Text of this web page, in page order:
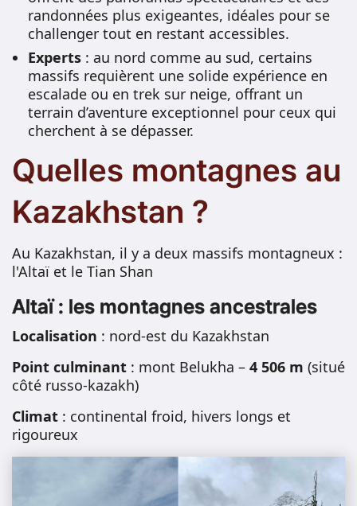
randonnées plus exigeantes, idéales pour se
challenger tout en restant accessibles.
Experts : au nord comme au sud, certains
massifs requièrent une solide expérience en
escalade ou en trek sur neige, offrant un
terrain d’aventure exceptionnel pour ceux qui
cherchent à se dépasser.
Quelles montagnes au
Kazakhstan ?
Au Kazakhstan, il y a deux massifs montagneux :
l'Altaï et le Tian Shan
Altaï : les montagnes ancestrales
Localisation : nord-est du Kazakhstan
Point culminant : mont Belukha – 4 506 m (situé
côté russo-kazakh)
Climat : continental froid, hivers longs et
rigoureux